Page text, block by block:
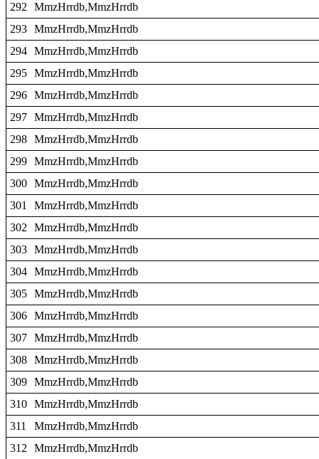
292
MmzHrrdb,MmzHrrdb
293 MmzHrrdb,MmzHrrdb
294 MmzHrrdb,MmzHrrdb
295 MmzHrrdb,MmzHrrdb
296 MmzHrrdb,MmzHrrdb
297 MmzHrrdb,MmzHrrdb
298 MmzHrrdb,MmzHrrdb
299 MmzHrrdb,MmzHrrdb
300 MmzHrrdb,MmzHrrdb
301
MmzHrrdb,MmzHrrdb
302
MmzHrrdb,MmzHrrdb
303 MmzHrrdb,MmzHrrdb
304 MmzHrrdb,MmzHrrdb
305 MmzHrrdb,MmzHrrdb
306 MmzHrrdb,MmzHrrdb
307 MmzHrrdb,MmzHrrdb
308 MmzHrrdb,MmzHrrdb
309 MmzHrrdb,MmzHrrdb
310 MmzHrrdb,MmzHrrdb
311
MmzHrrdb,MmzHrrdb
312
MmzHrrdb,MmzHrrdb